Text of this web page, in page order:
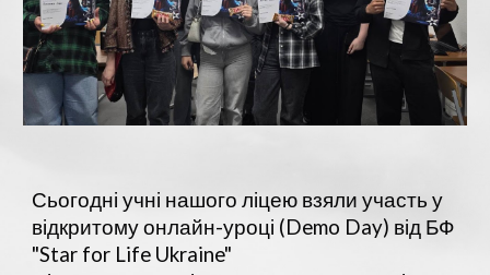
Сьогодні учні нашого ліцею взяли участь у
відкритому онлайн-уроці (Demo Day) від БФ
"Star for Life Ukraine"